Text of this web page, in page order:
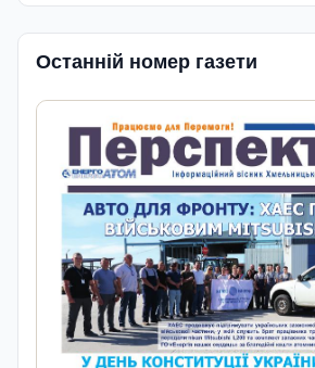
Останній номер газети